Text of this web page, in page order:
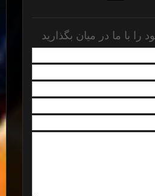
را با ما در میان بگذارید